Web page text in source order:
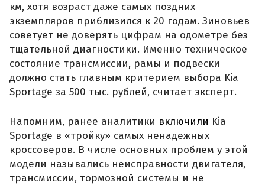
км, хотя возраст даже самых поздних
экземпляров приблизился к 20 годам. Зиновьев
советует не доверять цифрам на одометре без
тщательной диагностики. Именно техническое
состояние трансмиссии, рамы и подвески
должно стать главным критерием выбора Kia
Sportage за 500 тыс. рублей, считает эксперт.
Напомним, ранее аналитики включили Kia
Sportage в «тройку» самых ненадежных
кроссоверов. В числе основных проблем у этой
модели назывались неисправности двигателя,
трансмиссии, тормозной системы и не